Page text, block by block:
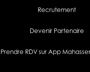
Recrutement
Devenir Partenaire
Prendre RDV sur App